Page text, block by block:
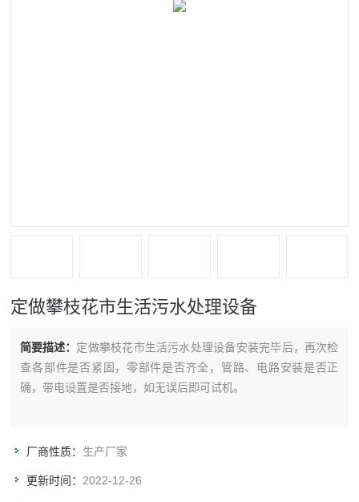
定做攀枝花市生活污水处理设备
简要描述： 定做攀枝花市生活污水处理设备安装完毕后，再次检
查各部件是否紧固，零部件是否齐全，管路、电路安装是否正
确，带电设置是否接地，如无误后即可试机。
厂商性质： 生产厂家
更新时间： 2022-12-26